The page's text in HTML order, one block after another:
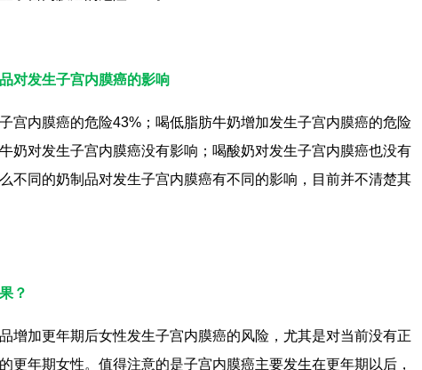
对发生子宫内膜癌的影响
宫内膜癌的危险43%；喝低脂肪牛奶增加发生子宫内膜癌的危险
奶对发生子宫内膜癌没有影响；喝酸奶对发生子宫内膜癌也没有
不同的奶制品对发生子宫内膜癌有不同的影响，目前并不清楚其
？
增加更年期后女性发生子宫内膜癌的风险，尤其是对当前没有正
更年期女性。值得注意的是子宫内膜癌主要发生在更年期以后，